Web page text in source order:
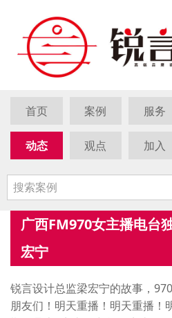
首页 案例 服务
动态 观点 加入
广西FM970女主播电台
宏宁
锐言设计总监梁宏宁的故事，
朋友们！明天重播！明天重播！